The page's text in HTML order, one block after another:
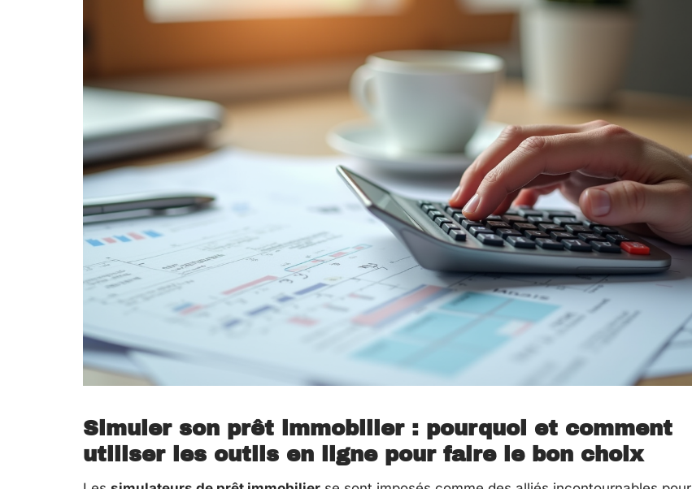
Simuler son prêt immobilier : pourquoi et comment
utiliser les outils en ligne pour faire le bon choix